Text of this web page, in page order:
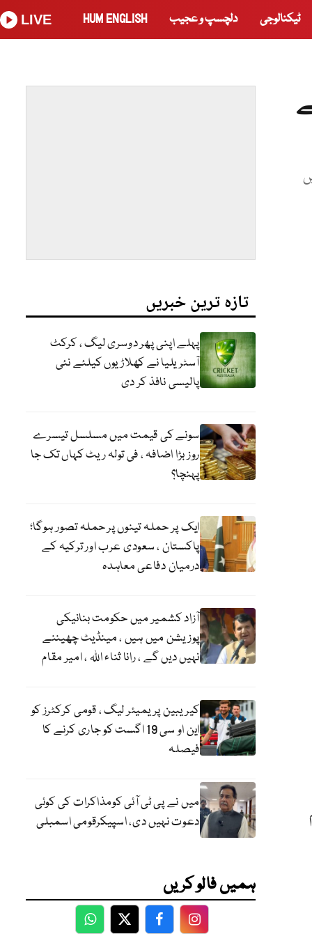
ٹیکنالوجی دلچسپ و عجیب HUM ENGLISH
LIVE
تازہ ترین خبریں
پہلے اپنی پھر دوسری لیگ ، کرکٹ
آسٹریلیا نے کھلاڑیوں کیلئے نئی
پالیسی نافذ کر دی
سونے کی قیمت میں مسلسل تیسرے
روز بڑا اضافہ ، فی تولہ ریٹ کہاں تک جا
پہنچا؟
ایک پر حملہ تینوں پر حملہ تصور ہوگا؛
پاکستان ، سعودی عرب اور ترکیہ کے
درمیان دفاعی معاہدہ
آزاد کشمیر میں حکومت بنانیکی
پوزیشن میں ہیں ، مینڈیٹ چھیننے
نہیں دیں گے ، رانا ثناء اللہ ، امیر مقام
کیریبین پریمیئر لیگ ، قومی کرکٹرز کو
این او سی 19 اگست کو جاری کرنے کا
فیصلہ
میں نے پی ٹی آئی کومذاکرات کی کوئی
دعوت نہیں دی، اسپیکرقومی اسمبلی
ہمیں فالو کریں
WhatsApp
TwitterFacebookFacebook